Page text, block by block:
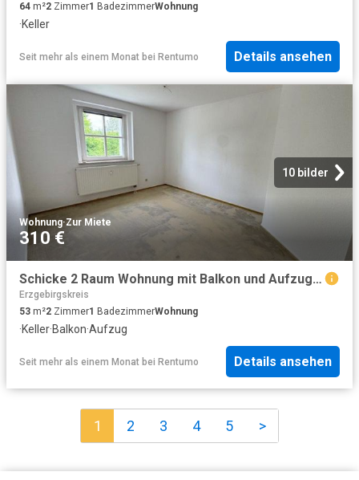
64 m²2 Zimmer1 BadezimmerWohnung
·Keller
Seit mehr als einem Monat bei Rentumo Details ansehen
10 bilder
Wohnung·Zur Miete
310 €
Schicke 2 Raum Wohnung mit Balkon und Aufzug in unmittelbarer Lage zum Krankenhaus
Erzgebirgskreis
53 m²2 Zimmer1 BadezimmerWohnung
·Keller·Balkon·Aufzug
Seit mehr als einem Monat bei Rentumo Details ansehen
1 2 3 4 5 >